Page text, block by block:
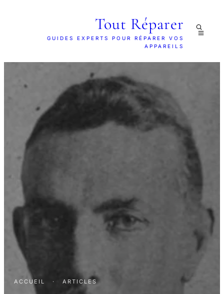
Tout Réparer
GUIDES EXPERTS POUR RÉPARER VOS
APPAREILS
ACCUEIL · ARTICLES